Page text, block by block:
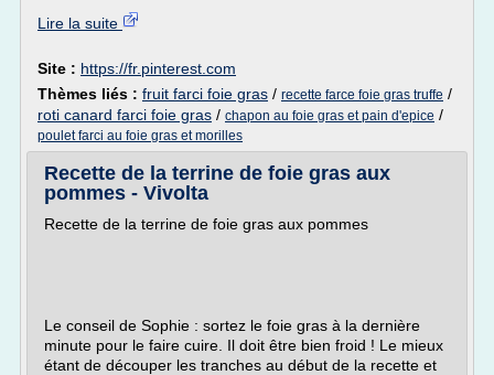
Lire la suite
Site : https://fr.pinterest.com
Thèmes liés : fruit farci foie gras / recette farce foie gras truffe /
roti canard farci foie gras / chapon au foie gras et pain d'epice /
poulet farci au foie gras et morilles
Recette de la terrine de foie gras aux
pommes - Vivolta
Recette de la terrine de foie gras aux pommes
Le conseil de Sophie : sortez le foie gras à la dernière
minute pour le faire cuire. Il doit être bien froid ! Le mieux
étant de découper les tranches au début de la recette et